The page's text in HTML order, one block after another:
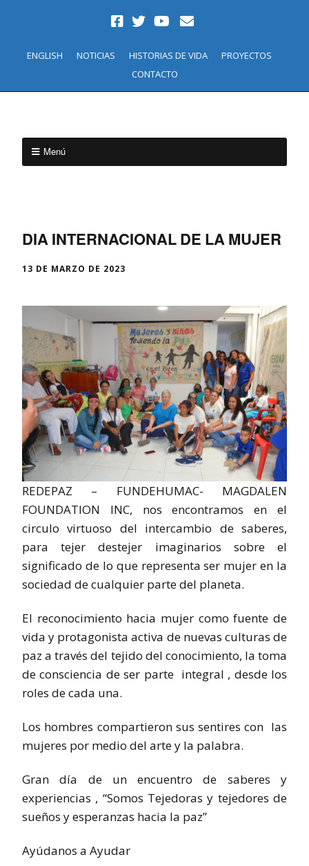
ENGLISH NOTICIAS HISTORIAS DE VIDA
PROYECTOS
CONTACTO
Menú
DIA INTERNACIONAL DE LA MUJER
13 DE MARZO DE 2023
REDEPAZ – FUNDEHUMAC- MAGDALEN
FOUNDATION INC, nos encontramos en el
circulo virtuoso del intercambio de saberes,
para tejer destejer imaginarios sobre el
significado de lo que representa ser mujer en la
sociedad de cualquier parte del planeta.
El reconocimiento hacia mujer como fuente de
vida y protagonista activa de nuevas culturas de
paz a través del tejido del conocimiento, la toma
de consciencia de ser parte integral , desde los
roles de cada una.
Los hombres compartieron sus sentires con las
mujeres por medio del arte y la palabra.
Gran día de un encuentro de saberes y
experiencias , “Somos Tejedoras y tejedores de
sueños y esperanzas hacia la paz”
Ayúdanos a Ayudar